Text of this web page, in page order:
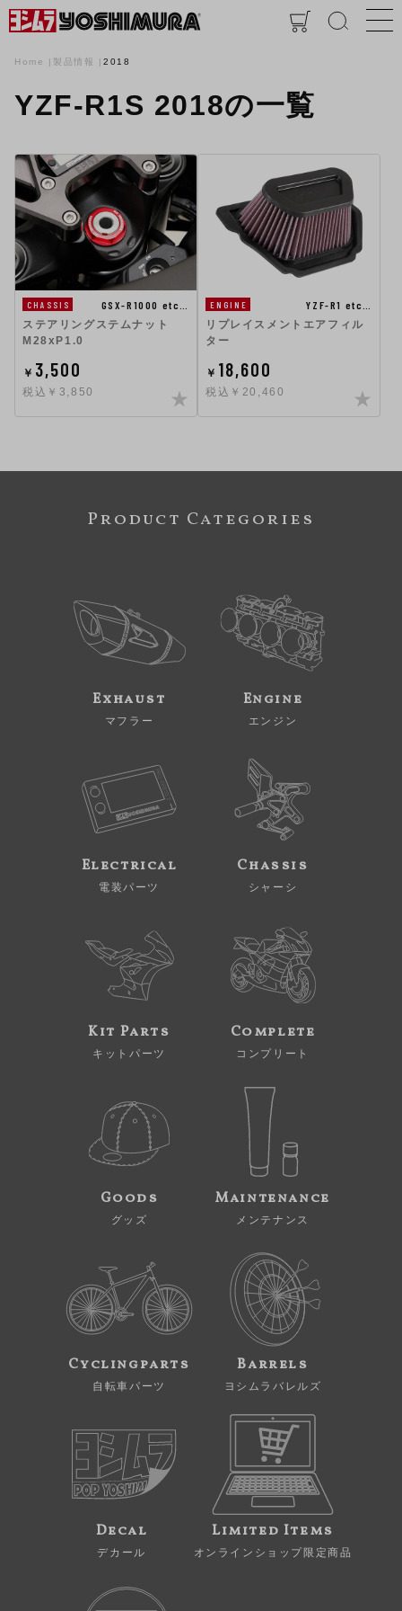
Home 製品情報 2018
YZF-R1S 2018の一覧
CHASSIS
GSX-R1000 etc…
ステアリングステムナット
M28xP1.0
￥ 3,500
税込￥3,850
ENGINE
YZF-R1 etc…
リプレイスメントエアフィル
ター
￥ 18,600
税込￥20,460
Product Categories
Exhaust
マフラー
Engine
エンジン
Electrical
電装パーツ
Chassis
シャーシ
Kit Parts
キットパーツ
Complete
コンプリート
Goods
グッズ
Maintenance
メンテナンス
Cyclingparts
自転車パーツ
Barrels
ヨシムラバレルズ
Decal
デカール
Limited Items
オンラインショップ限定商品